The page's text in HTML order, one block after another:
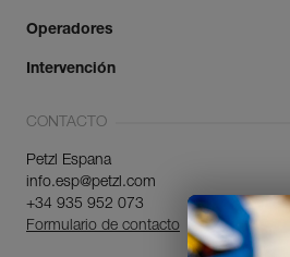
Operadores
Intervención
CONTACTO
Petzl Espana
info.esp@petzl.com
+34 935 952 073
Formulario de contacto